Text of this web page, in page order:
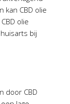
kan CBD olie
olie
bij
door CBD